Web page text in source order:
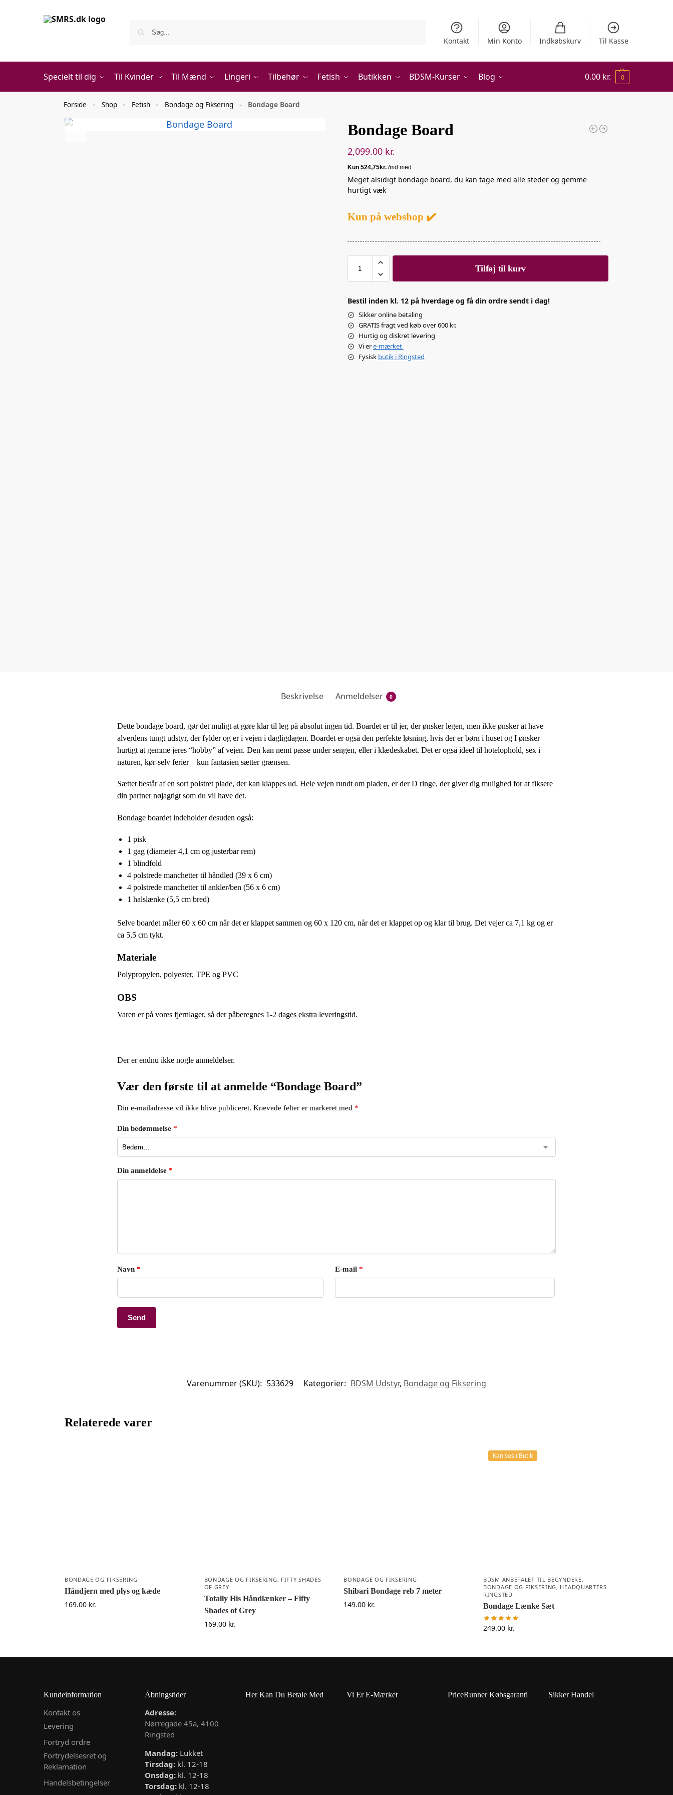
Kontakt Min Konto Indkøbskurv Til Kasse
Specielt til dig Til Kvinder Til Mænd Lingeri Tilbehør Fetish Butikken BDSM-Kurser Blog 0.00 kr. 0
Forside » Shop » Fetish » Bondage og Fiksering » Bondage Board
Bondage Board
2,099.00 kr.
Meget alsidigt bondage board, du kan tage med alle steder og gemme
hurtigt væk
Kun på webshop ✔️
Tilføj til kurv
Bestil inden kl. 12 på hverdage og få din ordre sendt i dag!
Sikker online betaling
GRATIS fragt ved køb over 600 kr.
Hurtig og diskret levering
Vi ere-mærket
Fysisk butik i Ringsted
Beskrivelse Anmeldelser 0
Dette bondage board, gør det muligt at gøre klar til leg på absolut ingen tid. Boardet er til jer, der ønsker legen, men ikke ønsker at have
alverdens tungt udstyr, der fylder og er i vejen i dagligdagen. Boardet er også den perfekte løsning, hvis der er børn i huset og I ønsker
hurtigt at gemme jeres “hobby” af vejen. Den kan nemt passe under sengen, eller i klædeskabet. Det er også ideel til hotelophold, sex i
naturen, kør-selv ferier – kun fantasien sætter grænsen.
Sættet består af en sort polstret plade, der kan klappes ud. Hele vejen rundt om pladen, er der D ringe, der giver dig mulighed for at fiksere
din partner nøjagtigt som du vil have det.
Bondage boardet indeholder desuden også:
1 pisk
1 gag (diameter 4,1 cm og justerbar rem)
1 blindfold
4 polstrede manchetter til håndled (39 x 6 cm)
4 polstrede manchetter til ankler/ben (56 x 6 cm)
1 halslænke (5,5 cm bred)
Selve boardet måler 60 x 60 cm når det er klappet sammen og 60 x 120 cm, når det er klappet op og klar til brug. Det vejer ca 7,1 kg og er
ca 5,5 cm tykt.
Materiale
Polypropylen, polyester, TPE og PVC
OBS
Varen er på vores fjernlager, så der påberegnes 1-2 dages ekstra leveringstid.
Der er endnu ikke nogle anmeldelser.
Vær den første til at anmelde “Bondage Board”
Din e-mailadresse vil ikke blive publiceret. Krævede felter er markeret med *
Din bedømmelse *
Din anmeldelse *
Navn * E-mail*
Varenummer (SKU): 533629 Kategorier: BDSM Udstyr, Bondage og Fiksering
Relaterede varer
BONDAGE OG FIKSERING
Håndjern med plys og kæde
169.00 kr.
BONDAGE OG FIKSERING, FIFTY SHADES
OF GREY
Totally His Håndlænker – Fifty
Shades of Grey
169.00 kr.
BONDAGE OG FIKSERING
Shibari Bondage reb 7 meter
149.00 kr.
Kan ses i Butik
BDSM ANBEFALET TIL BEGYNDERE,
BONDAGE OG FIKSERING, HEADQUARTERS
RINGSTED
Bondage Lænke Sæt
249.00 kr.
Kundeinformation
Kontakt os
Levering
Fortryd ordre
Fortrydelsesret og
Reklamation
Handelsbetingelser
Åbningstider
Adresse:
Nørregade 45a, 4100
Ringsted
Mandag:Lukket
Tirsdag:kl. 12-18
Onsdag:kl. 12-18
Torsdag:kl. 12-18
Her Kan Du Betale Med Vi Er E-Mærket PriceRunner Købsgaranti Sikker Handel